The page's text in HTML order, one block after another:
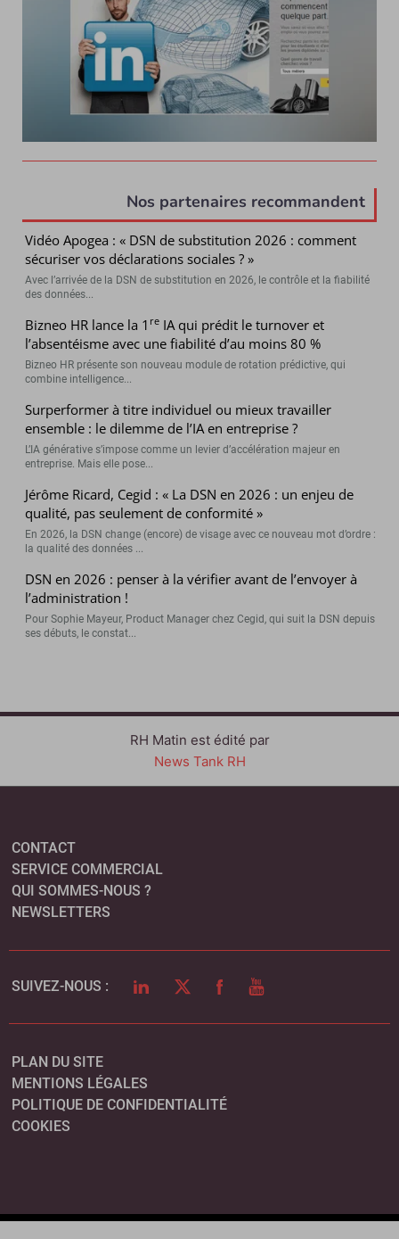
Nos partenaires recommandent
Vidéo Apogea : « DSN de substitution 2026 : comment
sécuriser vos déclarations sociales ? »
Avec l’arrivée de la DSN de substitution en 2026, le contrôle et la fiabilité
des données...
Bizneo HR lance la 1 re IA qui prédit le turnover et
l’absentéisme avec une fiabilité d’au moins 80 %
Bizneo HR présente son nouveau module de rotation prédictive, qui
combine intelligence...
Surperformer à titre individuel ou mieux travailler
ensemble : le dilemme de l’IA en entreprise ?
L’IA générative s’impose comme un levier d’accélération majeur en
entreprise. Mais elle pose...
Jérôme Ricard, Cegid : « La DSN en 2026 : un enjeu de
qualité, pas seulement de conformité »
En 2026, la DSN change (encore) de visage avec ce nouveau mot d’ordre :
la qualité des données ...
DSN en 2026 : penser à la vérifier avant de l’envoyer à
l’administration !
Pour Sophie Mayeur, Product Manager chez Cegid, qui suit la DSN depuis
ses débuts, le constat...
RH Matin est édité par
News Tank RH
CONTACT
SERVICE COMMERCIAL
QUI SOMMES-NOUS ?
NEWSLETTERS
SUIVEZ-NOUS : LINKEDINTWITTERFACEBOOK
YOUTUBE
PLAN DU SITE
MENTIONS LÉGALES
POLITIQUE DE CONFIDENTIALITÉ
COOKIES